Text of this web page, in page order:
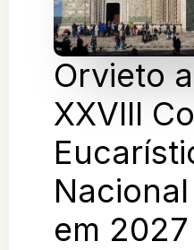
Orvieto
XXVIII
em 2027